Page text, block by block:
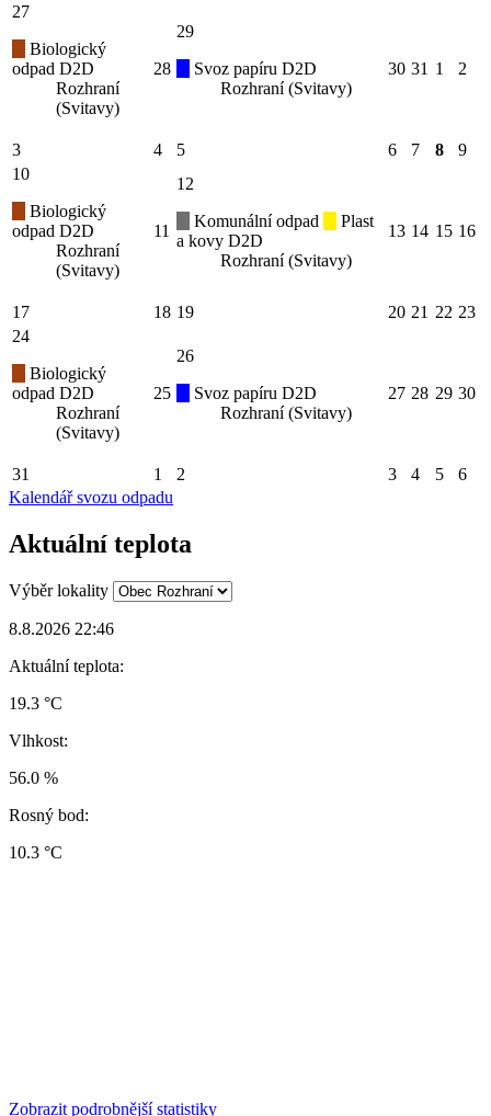
27
Biologický
odpad D2D
Rozhraní
(Svitavy)
28
29
Svoz papíru D2D
Rozhraní (Svitavy)
30 31 1 2
3 4 5 6 7 8
9
10
Biologický
odpad D2D
Rozhraní
(Svitavy)
11
12
Komunální odpad
Plast
a kovy D2D
Rozhraní (Svitavy)
13 14 15 16
17 18 19 20 21 22 23
24
Biologický
odpad D2D
Rozhraní
(Svitavy)
25
26
Svoz papíru D2D
Rozhraní (Svitavy)
27 28 29 30
31 1 2 3 4 5
6
Kalendář svozu odpadu
Aktuální teplota
Výběr lokality
8.8.2026 22:46
Aktuální teplota:
19.3 °C
Vlhkost:
56.0 %
Rosný bod:
10.3 °C
Zobrazit podrobnější statistiky